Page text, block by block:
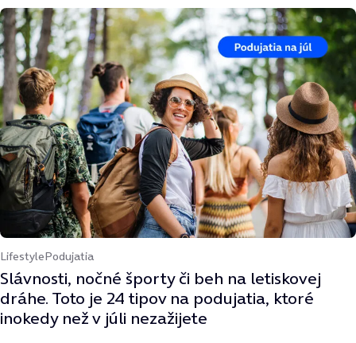
LifestylePodujatia
Slávnosti, nočné športy či beh na letiskovej
dráhe. Toto je 24 tipov na podujatia, ktoré
inokedy než v júli nezažijete